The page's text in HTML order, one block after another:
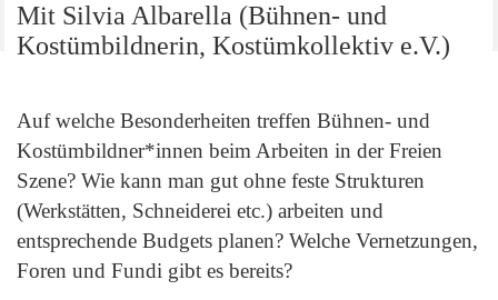
Mit Silvia Albarella (Bühnen- und
Kostümbildnerin, Kostümkollektiv e.V.)
Auf welche Besonderheiten treffen Bühnen- und
Kostümbildner*innen beim Arbeiten in der Freien
Szene? Wie kann man gut ohne feste Strukturen
(Werkstätten, Schneiderei etc.) arbeiten und
entsprechende Budgets planen? Welche Vernetzungen,
Foren und Fundi gibt es bereits?